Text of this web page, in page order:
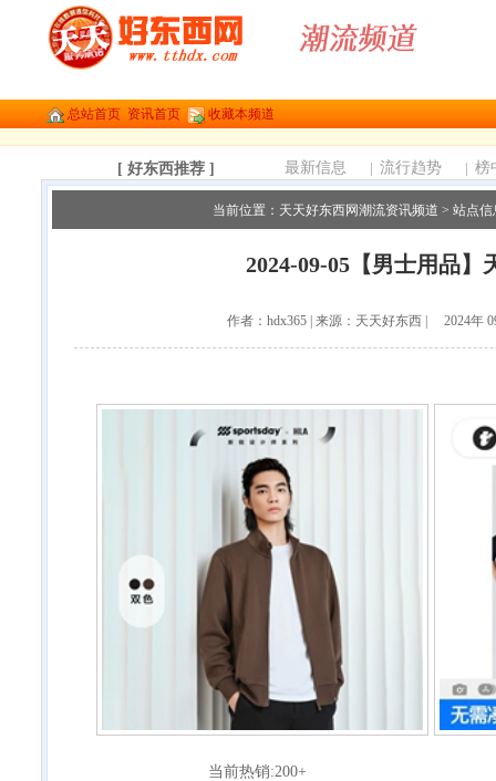
总站首页 资讯首页 收藏本频道
[ 好东西推荐 ] 最新信息 | 流行趋势 | 榜
当前位置： 天天好东西网潮流资讯频道 > 站点信
2024-09-05【男士用品】
作者：hdx365 | 来源：天天好东西 | 2024年
当前热销:200+